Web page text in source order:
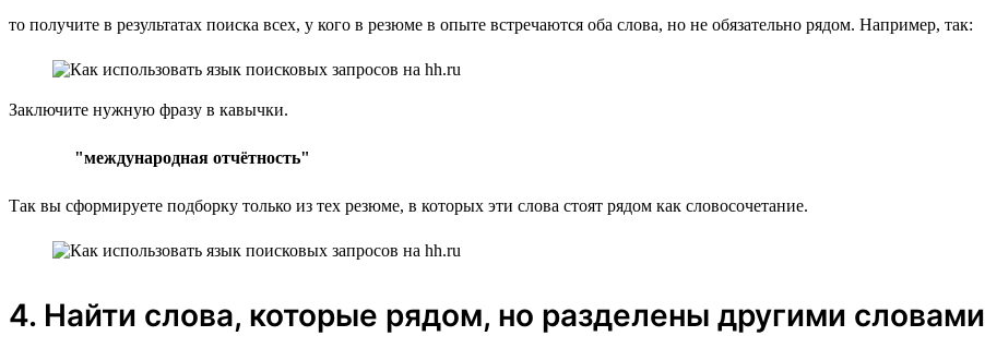
то получите в результатах поиска всех, у кого в резюме в опыте встречаются оба слова, но не обязательно рядом. Например, так:
Заключите нужную фразу в кавычки.
"международная отчётность"
Так вы сформируете подборку только из тех резюме, в которых эти слова стоят рядом как словосочетание.
4. Найти слова, которые рядом, но разделены другими словами